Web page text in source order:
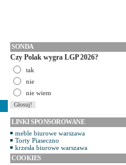
SONDA
Czy Polak wygra LGP 2026?
tak
nie
nie wiem
LINKI SPONSOROWANE
meble biurowe warszawa
Torty Piaseczno
krzesła biurowe warszawa
COOKIES